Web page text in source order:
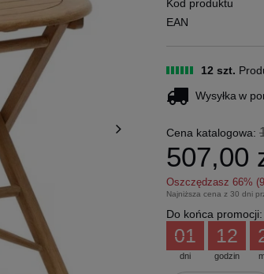
Kod produktu
EAN
12 szt.
Wysyłka w
Cena katalogowa:
507,00
Oszczędzasz 66% (
Najniższa cena z 30 dni
Do końca promocji:
dni
01
godzin
12